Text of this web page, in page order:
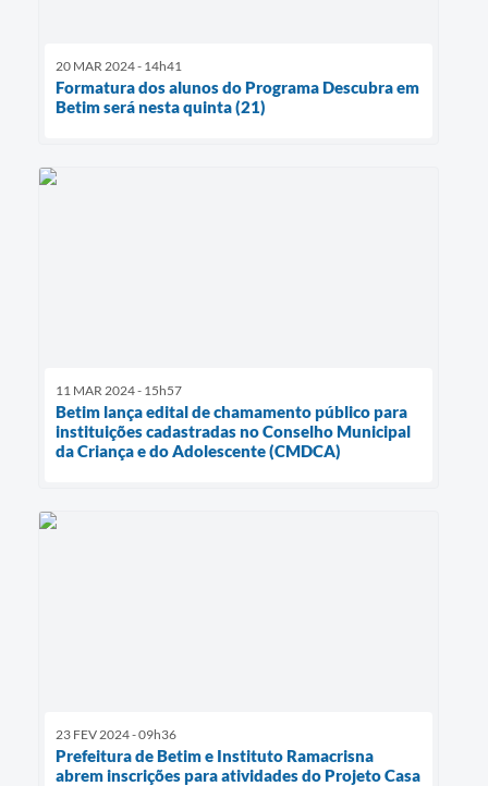
20 MAR 2024 - 14h41
Formatura dos alunos do Programa Descubra em
Betim será nesta quinta (21)
11 MAR 2024 - 15h57
Betim lança edital de chamamento público para
instituições cadastradas no Conselho Municipal
da Criança e do Adolescente (CMDCA)
23 FEV 2024 - 09h36
Prefeitura de Betim e Instituto Ramacrisna
abrem inscrições para atividades do Projeto Casa